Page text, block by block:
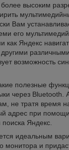
высоким
Вам
его
как Яндекс
возможность
полезные
через Bluetooth.
не тратя время
адрес при помощи
Яндекс.
идеальным
монитора и